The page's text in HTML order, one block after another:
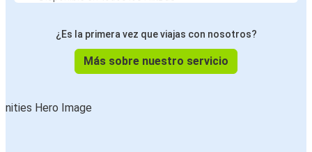
¿Es la primera vez que viajas con nosotros?
Más sobre nuestro servicio